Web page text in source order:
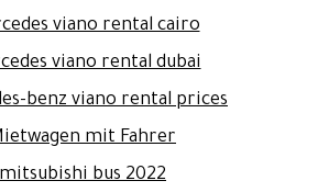
viano rental cairo
viano rental dubai
benz viano rental prices
mit Fahrer
mitsubishi bus 2022